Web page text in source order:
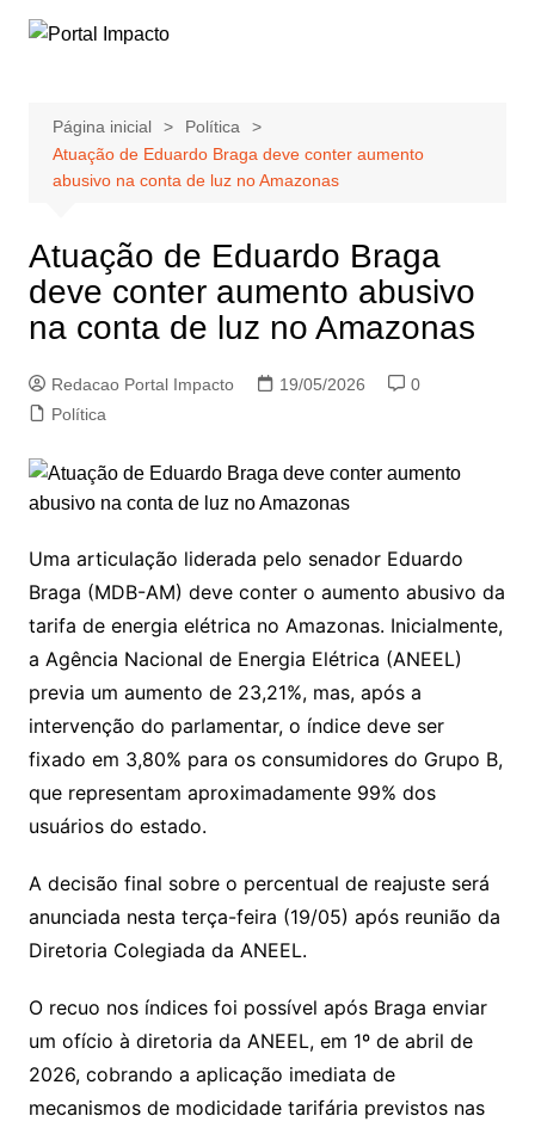
para
Página inicial
Política
Atuação de Eduardo Braga deve conter aumento
abusivo na conta de luz no Amazonas
Atuação de Eduardo Braga
deve conter aumento abusivo
na conta de luz no Amazonas
Redacao Portal Impacto 19/05/2026
0
Política
Uma articulação liderada pelo senador Eduardo
Braga (MDB-AM) deve conter o aumento abusivo da
tarifa de energia elétrica no Amazonas. Inicialmente,
a Agência Nacional de Energia Elétrica (ANEEL)
previa um aumento de 23,21%, mas, após a
intervenção do parlamentar, o índice deve ser
fixado em 3,80% para os consumidores do Grupo B,
que representam aproximadamente 99% dos
usuários do estado.
A decisão final sobre o percentual de reajuste será
anunciada nesta terça-feira (19/05) após reunião da
Diretoria Colegiada da ANEEL.
O recuo nos índices foi possível após Braga enviar
um ofício à diretoria da ANEEL, em 1º de abril de
2026, cobrando a aplicação imediata de
mecanismos de modicidade tarifária previstos nas